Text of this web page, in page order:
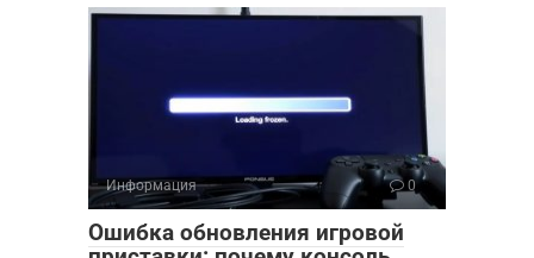
Информация 0
Ошибка обновления игровой